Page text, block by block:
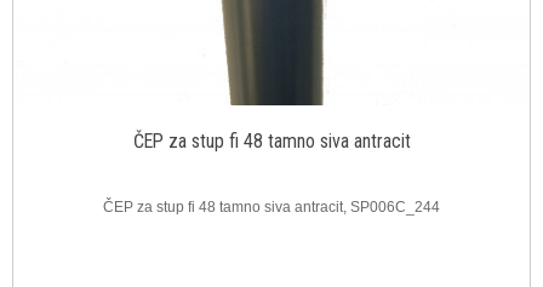
ČEP za stup fi 48 tamno siva antracit
ČEP za stup fi 48 tamno siva antracit, SP006C_244